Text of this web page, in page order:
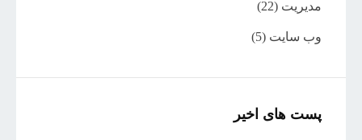
مدیریت (22)
وب سایت (5)
پست های اخیر